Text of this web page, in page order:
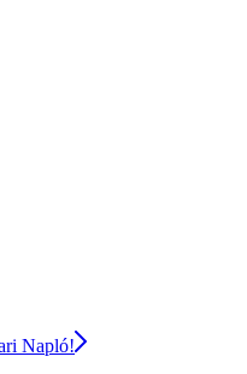
Napló!